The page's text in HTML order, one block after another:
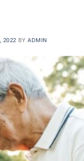
2022 BYADMIN